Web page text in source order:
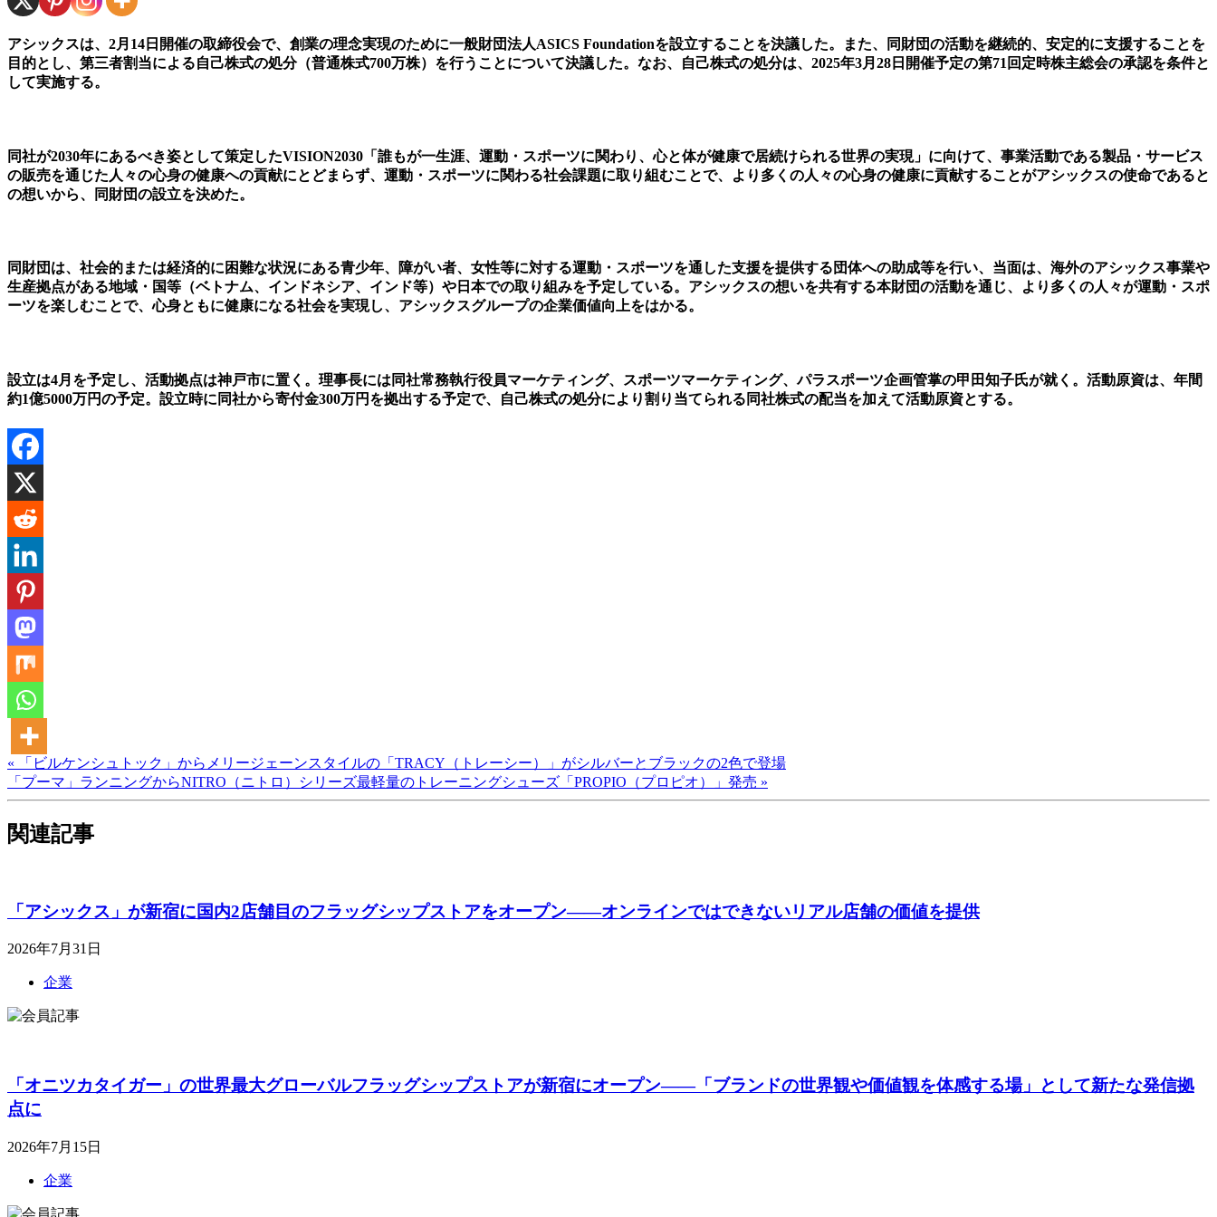
アシックスは、2月14日開催の取締役会で、創業の理念実現のために一般財団法人ASICS Foundationを設立することを決議した。また、同財団の活動を継続的、安定的に支援することを
目的とし、第三者割当による自己株式の処分（普通株式700万株）を行うことについて決議した。なお、自己株式の処分は、2025年3月28日開催予定の第71回定時株主総会の承認を条件と
して実施する。
同社が2030年にあるべき姿として策定したVISION2030「誰もが一生涯、運動・スポーツに関わり、心と体が健康で居続けられる世界の実現」に向けて、事業活動である製品・サービス
の販売を通じた人々の心身の健康への貢献にとどまらず、運動・スポーツに関わる社会課題に取り組むことで、より多くの人々の心身の健康に貢献することがアシックスの使命であると
の想いから、同財団の設立を決めた。
同財団は、社会的または経済的に困難な状況にある青少年、障がい者、女性等に対する運動・スポーツを通した支援を提供する団体への助成等を行い、当面は、海外のアシックス事業や
生産拠点がある地域・国等（ベトナム、インドネシア、インド等）や日本での取り組みを予定している。アシックスの想いを共有する本財団の活動を通じ、より多くの人々が運動・スポ
ーツを楽しむことで、心身ともに健康になる社会を実現し、アシックスグループの企業価値向上をはかる。
設立は4月を予定し、活動拠点は神戸市に置く。理事長には同社常務執行役員マーケティング、スポーツマーケティング、パラスポーツ企画管掌の甲田知子氏が就く。活動原資は、年間
約1億5000万円の予定。設立時に同社から寄付金300万円を拠出する予定で、自己株式の処分により割り当てられる同社株式の配当を加えて活動原資とする。
« 「ビルケンシュトック」からメリージェーンスタイルの「TRACY（トレーシー）」がシルバーとブラックの2色で登場
「プーマ」ランニングからNITRO（ニトロ）シリーズ最軽量のトレーニングシューズ「PROPIO（プロピオ）」発売 »
関連記事
「アシックス」が新宿に国内2店舗目のフラッグシップストアをオープン――オンラインではできないリアル店舗の価値を提供
2026年7月31日
企業
「オニツカタイガー」の世界最大グローバルフラッグシップストアが新宿にオープン――「ブランドの世界観や価値観を体感する場」として新たな発信拠
点に
2026年7月15日
企業